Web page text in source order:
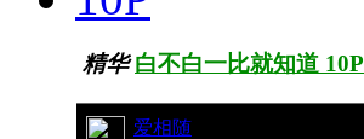
精华 白不白一比就知道 10P
爱相随